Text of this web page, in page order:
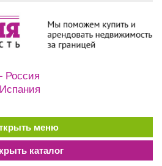
Россия